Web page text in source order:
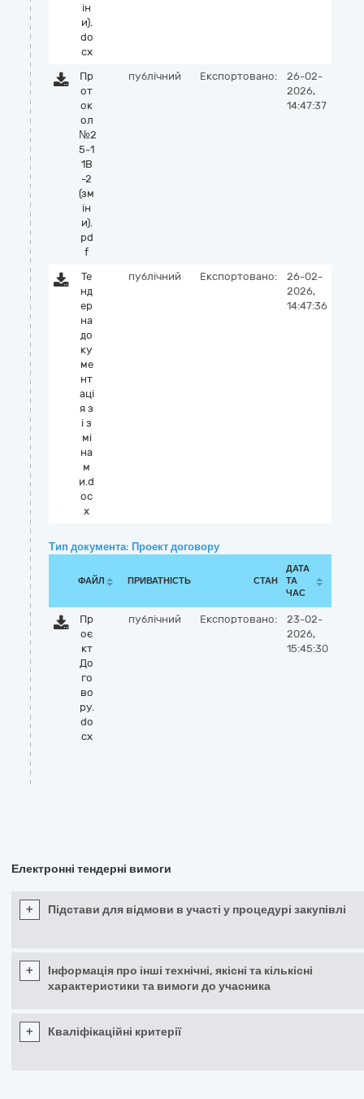
ін
и).
do
cx
Пр
от
ок
ол
№2
5-1
1В
-2
(зм
ін
и).
pd
f
публічний Експортовано:
26-02-
2026,
14:47:37
Те
нд
ер
на
до
ку
ме
нт
аці
я з
і з
мі
на
м
и.d
oc
x
публічний Експортовано:
26-02-
2026,
14:47:36
Тип документа: Проект договору
ФАЙЛ ПРИВАТНІСТЬ СТАН
ДАТА
ТА
ЧАС
Пр
оє
кт
До
го
во
ру.
do
cx
публічний Експортовано:
23-02-
2026,
15:45:30
Електронні тендерні вимоги
+ Підстави для відмови в участі у процедурі закупівлі
+
Інформація про інші технічні, якісні та кількісні
характеристики та вимоги до учасника
+ Кваліфікаційні критерії